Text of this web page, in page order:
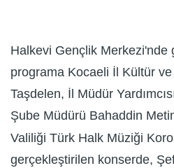
Halkevi Gençlik Merkezi'nde
programa Kocaeli İl Kültür
Taşdelen, İl Müdür
Şube Müdürü Bahaddin
Valiliği Türk Halk Müziği
gerçekleştirilen konserde,